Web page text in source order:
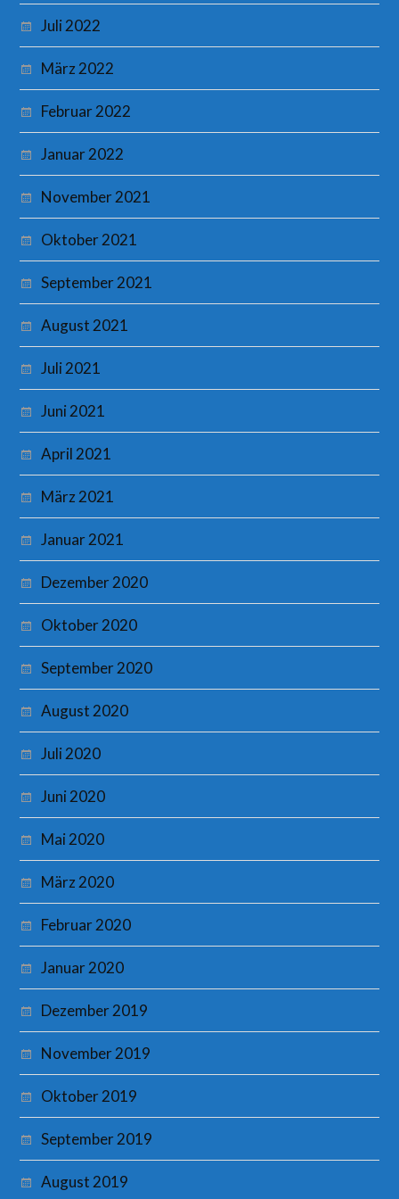
Juli 2022
März 2022
Februar 2022
Januar 2022
November 2021
Oktober 2021
September 2021
August 2021
Juli 2021
Juni 2021
April 2021
März 2021
Januar 2021
Dezember 2020
Oktober 2020
September 2020
August 2020
Juli 2020
Juni 2020
Mai 2020
März 2020
Februar 2020
Januar 2020
Dezember 2019
November 2019
Oktober 2019
September 2019
August 2019